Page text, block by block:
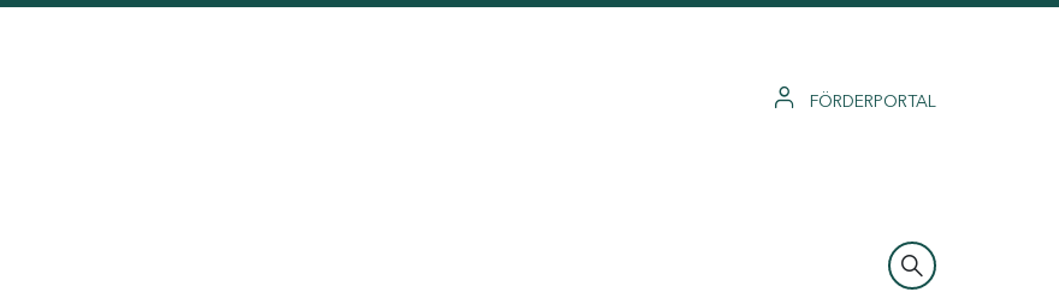
FÖRDERPORTAL